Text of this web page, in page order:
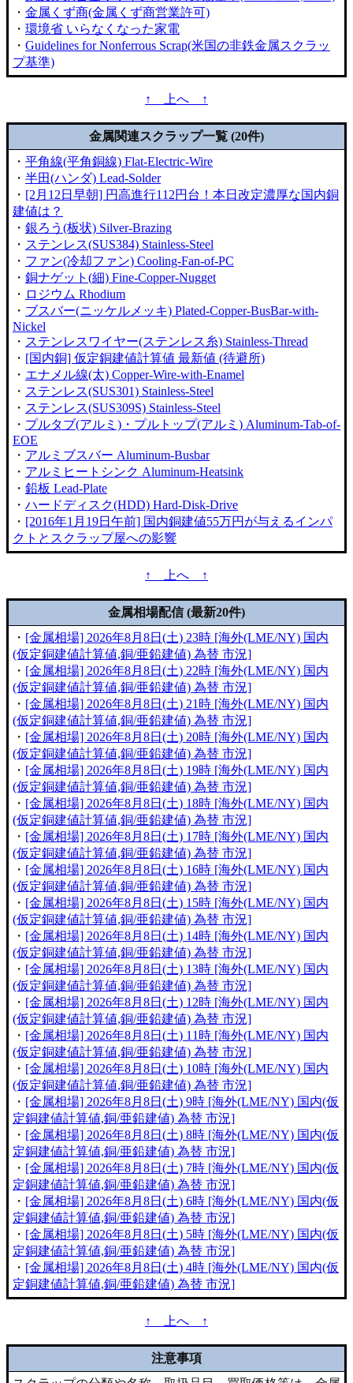
・ 金属くず商(金属くず商営業許可)
・ 環境省 いらなくなった家電
・ Guidelines for Nonferrous Scrap(米国の非鉄金属スクラッ
プ基準)
↑ 上へ ↑
金属関連スクラップ一覧 (20件)
・ 平角線(平角銅線) Flat-Electric-Wire
・ 半田(ハンダ) Lead-Solder
・ [2月12日早朝] 円高進行112円台！本日改定濃厚な国内銅
建値は？
・ 銀ろう(板状) Silver-Brazing
・ ステンレス(SUS384) Stainless-Steel
・ ファン(冷却ファン) Cooling-Fan-of-PC
・ 銅ナゲット(細) Fine-Copper-Nugget
・ ロジウム Rhodium
・ ブスバー(ニッケルメッキ) Plated-Copper-BusBar-with-
Nickel
・ ステンレスワイヤー(ステンレス糸) Stainless-Thread
・ [国内銅] 仮定銅建値計算値 最新値 (待避所)
・ エナメル線(太) Copper-Wire-with-Enamel
・ ステンレス(SUS301) Stainless-Steel
・ ステンレス(SUS309S) Stainless-Steel
・ プルタブ(アルミ)・プルトップ(アルミ) Aluminum-Tab-of-
EOE
・ アルミブスバー Aluminum-Busbar
・ アルミヒートシンク Aluminum-Heatsink
・ 鉛板 Lead-Plate
・ ハードディスク(HDD) Hard-Disk-Drive
・ [2016年1月19日午前] 国内銅建値55万円が与えるインパ
クトとスクラップ屋への影響
↑ 上へ ↑
金属相場配信 (最新20件)
・ [金属相場] 2026年8月8日(土) 23時 [海外(LME/NY) 国内
(仮定銅建値計算値,銅/亜鉛建値) 為替 市況]
・ [金属相場] 2026年8月8日(土) 22時 [海外(LME/NY) 国内
(仮定銅建値計算値,銅/亜鉛建値) 為替 市況]
・ [金属相場] 2026年8月8日(土) 21時 [海外(LME/NY) 国内
(仮定銅建値計算値,銅/亜鉛建値) 為替 市況]
・ [金属相場] 2026年8月8日(土) 20時 [海外(LME/NY) 国内
(仮定銅建値計算値,銅/亜鉛建値) 為替 市況]
・ [金属相場] 2026年8月8日(土) 19時 [海外(LME/NY) 国内
(仮定銅建値計算値,銅/亜鉛建値) 為替 市況]
・ [金属相場] 2026年8月8日(土) 18時 [海外(LME/NY) 国内
(仮定銅建値計算値,銅/亜鉛建値) 為替 市況]
・ [金属相場] 2026年8月8日(土) 17時 [海外(LME/NY) 国内
(仮定銅建値計算値,銅/亜鉛建値) 為替 市況]
・ [金属相場] 2026年8月8日(土) 16時 [海外(LME/NY) 国内
(仮定銅建値計算値,銅/亜鉛建値) 為替 市況]
・ [金属相場] 2026年8月8日(土) 15時 [海外(LME/NY) 国内
(仮定銅建値計算値,銅/亜鉛建値) 為替 市況]
・ [金属相場] 2026年8月8日(土) 14時 [海外(LME/NY) 国内
(仮定銅建値計算値,銅/亜鉛建値) 為替 市況]
・ [金属相場] 2026年8月8日(土) 13時 [海外(LME/NY) 国内
(仮定銅建値計算値,銅/亜鉛建値) 為替 市況]
・ [金属相場] 2026年8月8日(土) 12時 [海外(LME/NY) 国内
(仮定銅建値計算値,銅/亜鉛建値) 為替 市況]
・ [金属相場] 2026年8月8日(土) 11時 [海外(LME/NY) 国内
(仮定銅建値計算値,銅/亜鉛建値) 為替 市況]
・ [金属相場] 2026年8月8日(土) 10時 [海外(LME/NY) 国内
(仮定銅建値計算値,銅/亜鉛建値) 為替 市況]
・ [金属相場] 2026年8月8日(土) 9時 [海外(LME/NY) 国内(仮
定銅建値計算値,銅/亜鉛建値) 為替 市況]
・ [金属相場] 2026年8月8日(土) 8時 [海外(LME/NY) 国内(仮
定銅建値計算値,銅/亜鉛建値) 為替 市況]
・ [金属相場] 2026年8月8日(土) 7時 [海外(LME/NY) 国内(仮
定銅建値計算値,銅/亜鉛建値) 為替 市況]
・ [金属相場] 2026年8月8日(土) 6時 [海外(LME/NY) 国内(仮
定銅建値計算値,銅/亜鉛建値) 為替 市況]
・ [金属相場] 2026年8月8日(土) 5時 [海外(LME/NY) 国内(仮
定銅建値計算値,銅/亜鉛建値) 為替 市況]
・ [金属相場] 2026年8月8日(土) 4時 [海外(LME/NY) 国内(仮
定銅建値計算値,銅/亜鉛建値) 為替 市況]
↑ 上へ ↑
注意事項